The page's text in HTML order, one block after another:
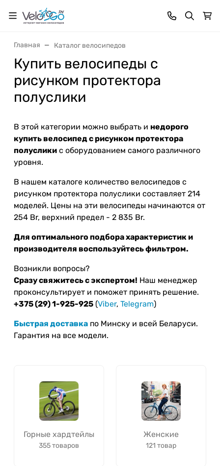
Главная Каталог велосипедов
Купить велосипеды с
рисунком протектора
полуслики
В этой категории можно выбрать и недорого
купить велосипед с рисунком протектора
полуслики с оборудованием самого различного
уровня.
В нашем каталоге количество велосипедов с
рисунком протектора полуслики составляет 214
моделей. Цены на эти велосипеды начинаются от
254 Br, верхний предел - 2 835 Br.
Для оптимального подбора характеристик и
производителя воспользуйтесь фильтром.
Возникли вопросы?
Сразу свяжитесь с экспертом! Наш менеджер
проконсультирует и поможет принять решение.
+375 (29) 1-925-925 (Viber, Telegram)
Быстрая доставка по Минску и всей Беларуси.
Гарантия на все модели.
Горные хардтейлы
355 товаров
Женские
121 товар